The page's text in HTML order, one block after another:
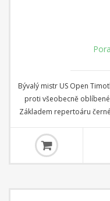
Bývalý mistr US Open
proti všeobecně
Základem repertoáru
Moderní Steinitzova
břitva, jako je například
jediné uklouznutí
poziční